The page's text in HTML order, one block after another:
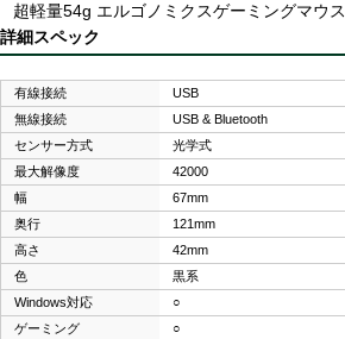
超軽量54g エルゴノミクスゲーミングマウス
詳細スペック
有線接続
USB
無線接続
USB & Bluetooth
センサー方式
光学式
最大解像度
42000
幅
67mm
奥行
121mm
高さ
42mm
色
黒系
Windows対応
○
ゲーミング
○